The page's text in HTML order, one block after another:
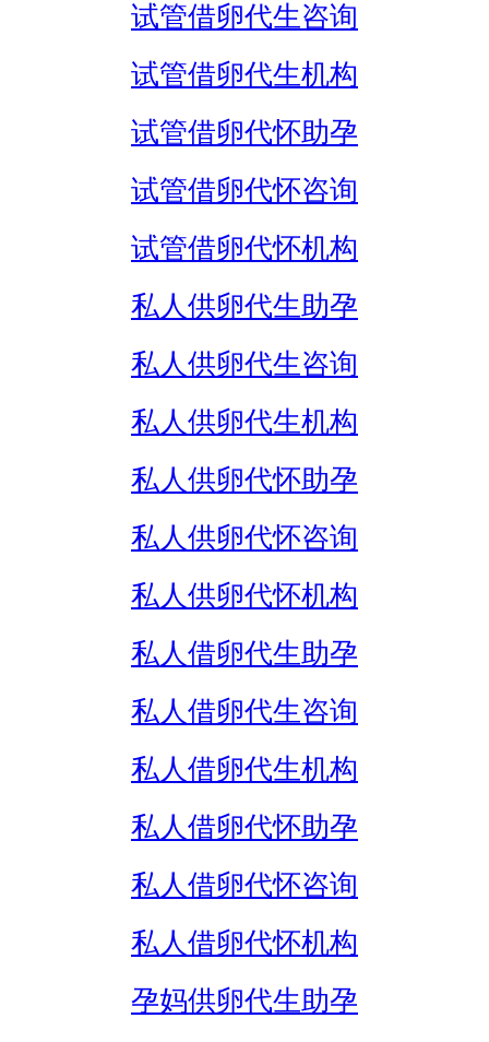
试管借卵代生咨询
试管借卵代生机构
试管借卵代怀助孕
试管借卵代怀咨询
试管借卵代怀机构
私人供卵代生助孕
私人供卵代生咨询
私人供卵代生机构
私人供卵代怀助孕
私人供卵代怀咨询
私人供卵代怀机构
私人借卵代生助孕
私人借卵代生咨询
私人借卵代生机构
私人借卵代怀助孕
私人借卵代怀咨询
私人借卵代怀机构
孕妈供卵代生助孕